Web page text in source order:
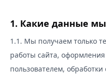
1. Какие данные
1.1. Мы получаем только
работы сайта, оформления
пользователем,